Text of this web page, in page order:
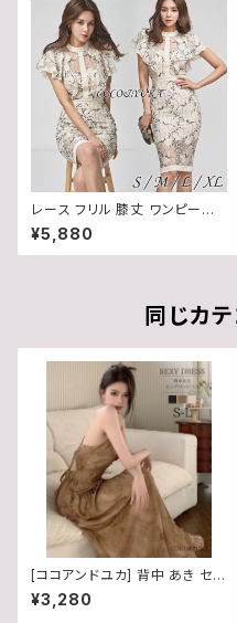
レース フリル 膝丈 ワンピース
セクシー キャバ 嬢 結婚式 パー
ティ ドレス ミニ フォーマル 花柄
刺繍 半袖 シースルー タイト レ
¥5,880
同じカ
[ココアンドユカ] 背中 あき セク
シー ロング マキシ ワンピース
レディース Vネック Aライン キ
¥3,280